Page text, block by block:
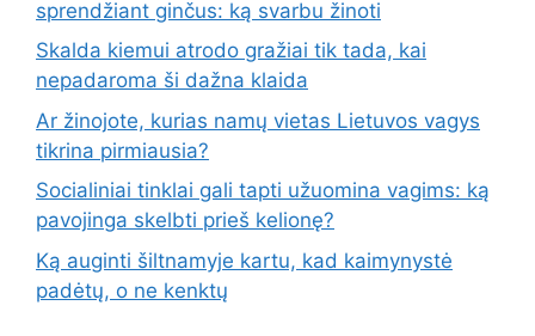
sprendžiant ginčus: ką svarbu žinoti
Skalda kiemui atrodo gražiai tik tada, kai
nepadaroma ši dažna klaida
Ar žinojote, kurias namų vietas Lietuvos vagys
tikrina pirmiausia?
Socialiniai tinklai gali tapti užuomina vagims: ką
pavojinga skelbti prieš kelionę?
Ką auginti šiltnamyje kartu, kad kaimynystė
padėtų, o ne kenktų